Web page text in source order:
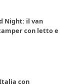
Night: il van
con letto e
con